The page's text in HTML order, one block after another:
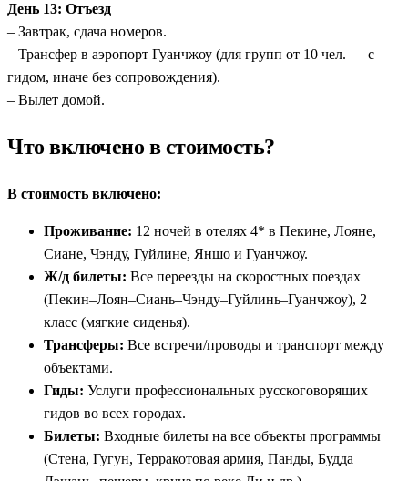
День 13: Отъезд
– Завтрак, сдача номеров.
– Трансфер в аэропорт Гуанчжоу (для групп от 10 чел. — с
гидом, иначе без сопровождения).
– Вылет домой.
Что включено в стоимость?
В стоимость включено:
Проживание: 12 ночей в отелях 4* в Пекине, Лояне,
Сиане, Чэнду, Гуйлине, Яншо и Гуанчжоу.
Ж/д билеты: Все переезды на скоростных поездах
(Пекин–Лоян–Сиань–Чэнду–Гуйлинь–Гуанчжоу), 2
класс (мягкие сиденья).
Трансферы: Все встречи/проводы и транспорт между
объектами.
Гиды: Услуги профессиональных русскоговорящих
гидов во всех городах.
Билеты: Входные билеты на все объекты программы
(Стена, Гугун, Терракотовая армия, Панды, Будда